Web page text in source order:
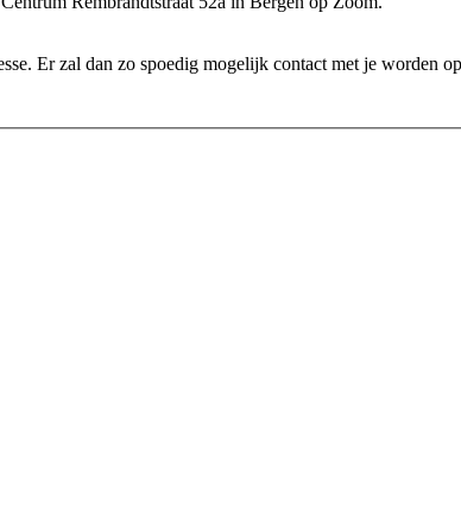
Er zal dan zo spoedig mogelijk contact met je worden